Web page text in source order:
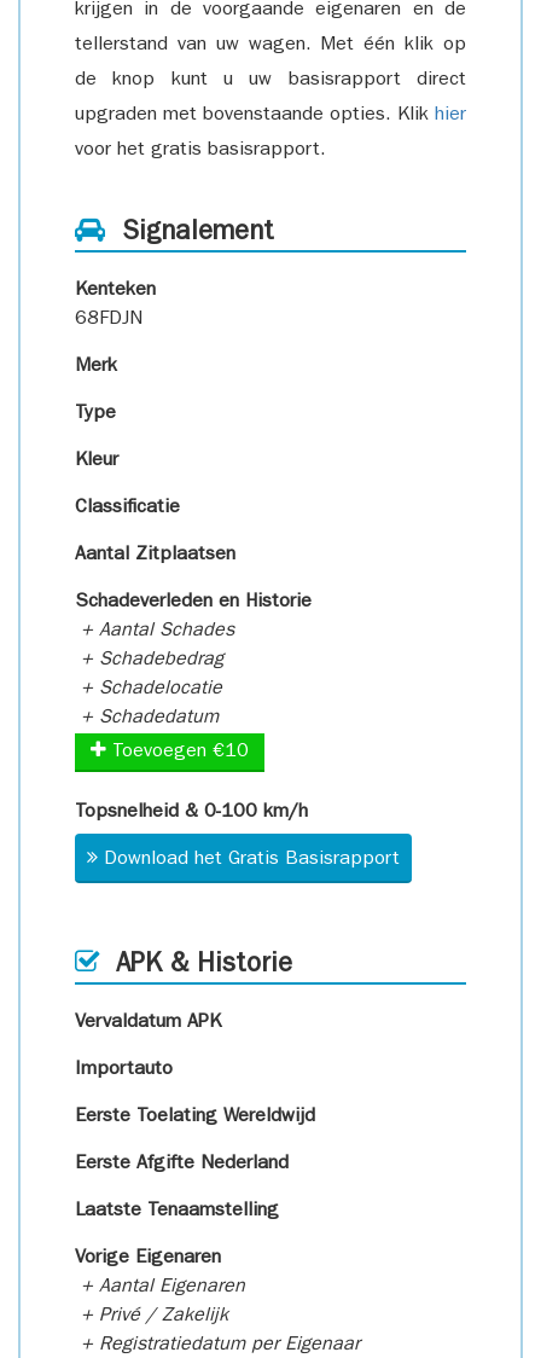
krijgen in de voorgaande eigenaren en de
tellerstand van uw wagen. Met één klik op
de knop kunt u uw basisrapport direct
upgraden met bovenstaande opties. Klik hier
voor het gratis basisrapport.
Signalement
Kenteken
68FDJN
Merk
Type
Kleur
Classificatie
Aantal Zitplaatsen
Schadeverleden en Historie
+ Aantal Schades
+ Schadebedrag
+ Schadelocatie
+ Schadedatum
Toevoegen €10
Topsnelheid & 0-100 km/h
Download het Gratis Basisrapport
APK & Historie
Vervaldatum APK
Importauto
Eerste Toelating Wereldwijd
Eerste Afgifte Nederland
Laatste Tenaamstelling
Vorige Eigenaren
+ Aantal Eigenaren
+ Privé / Zakelijk
+ Registratiedatum per Eigenaar